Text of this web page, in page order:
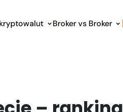
Broker vs Broker